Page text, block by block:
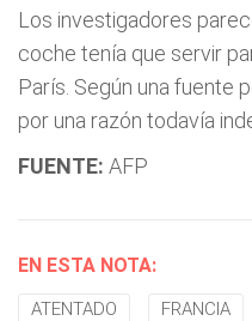
Los investigadores
coche tenía que servir
París. Según una fuente
por una razón todavía
FUENTE: AFP
EN ESTA NOTA:
ATENTADO FRANCIA